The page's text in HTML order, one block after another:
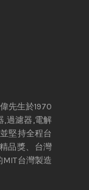
先生於1970
,過濾器,電解
堅持全程台
品獎、台灣
台灣製造